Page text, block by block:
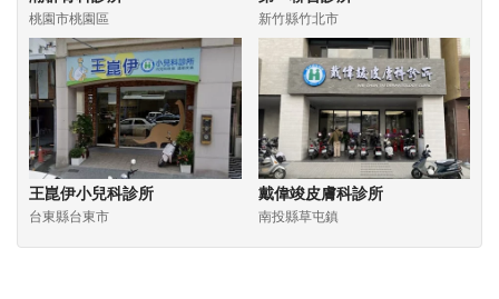
桃園市桃園區 新竹縣竹北市
王崑伊小兒科診所
台東縣台東市
戴偉竣皮膚科診所
南投縣草屯鎮